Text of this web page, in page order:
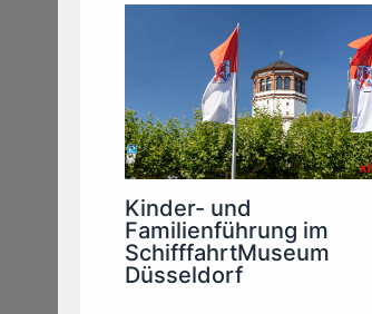
Kinder- und
Familienführung im
SchifffahrtMuseum
Düsseldorf